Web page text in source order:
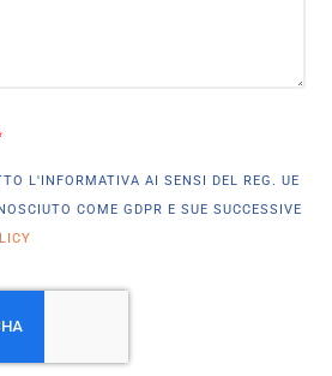
L'INFORMATIVA AI SENSI DEL REG. UE
COME GDPR E SUE SUCCESSIVE